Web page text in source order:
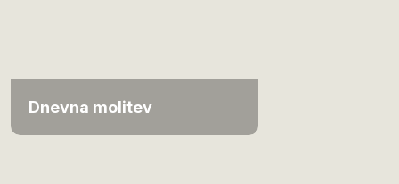
Dnevna molitev